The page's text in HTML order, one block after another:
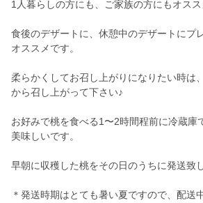
1人暮らしの方にも、ご家族の方にもオス
食後のデザートに、休憩中のデザートにプ
オススメです。
柔らかくしてお召し上がりになりたい時は
から召し上がって下さい♪
お好みで桃を食べる1〜2時間程前に冷蔵庫
美味しいです。
早朝に収穫した桃をその日のうちに発送致
＊発送時期はとても暑い夏ですので、配送